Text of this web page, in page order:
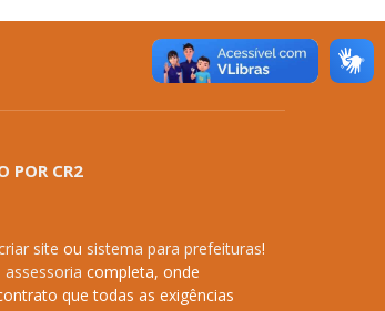
POR CR2
site ou sistema para prefeituras!
assessoria completa, onde
que todas as exigências